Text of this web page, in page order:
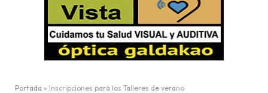
Portada » Inscripciones para los Talleres de verano